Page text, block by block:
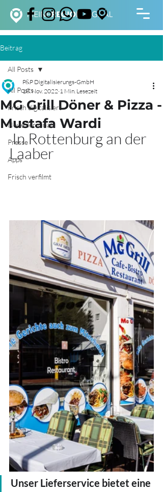
Beitrag
All Posts
Frisch digitalisiert
Neue Terminals
Presse
Apps
Frisch verfilmt
All Posts
MG Grill Döner & Pizza -
Mustafa Wardi
P&P Digitalisierungs-GmbH
18. Nov. 2022 1 Min. Lesezeit
In Rottenburg an der
Laaber
Unser Lieferservice bietet eine